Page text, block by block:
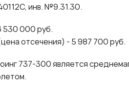
инв. №9.31.30.
530 000 руб.
отсечения) - 5 987 700 руб.
737-300 является